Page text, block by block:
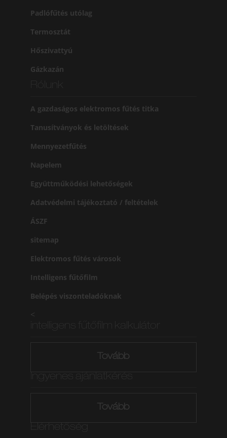
Padlófűtés utólag
Termosztát
Hőszivattyú
Gázkazán
A gazdaságos elektromos fűtés titka
Tanusítványok és letöltések
Mennyezetfűtés
Napelem
Együttműködési lehetőségek
Adatvédelmi tájékoztató / feltételek
ÁSZF
sitemap
Elektromos fűtés városok
Intelligens fűtőfilm
Belépés viszonteladóknak
<
Tovább
Tovább